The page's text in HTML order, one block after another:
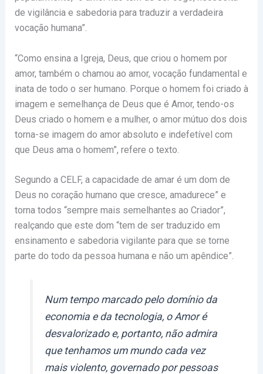
de vigilância e sabedoria para traduzir a verdadeira
vocação humana”.
“Como ensina a Igreja, Deus, que criou o homem por
amor, também o chamou ao amor, vocação fundamental e
inata de todo o ser humano. Porque o homem foi criado à
imagem e semelhança de Deus que é Amor, tendo-os
Deus criado o homem e a mulher, o amor mútuo dos dois
torna-se imagem do amor absoluto e indefetível com
que Deus ama o homem”, refere o texto.
Segundo a CELF, a capacidade de amar é um dom de
Deus no coração humano que cresce, amadurece” e
torna todos “sempre mais semelhantes ao Criador”,
realçando que este dom “tem de ser traduzido em
ensinamento e sabedoria vigilante para que se torne
parte do todo da pessoa humana e não um apêndice”.
Num tempo marcado pelo domínio da
economia e da tecnologia, o Amor é
desvalorizado e, portanto, não admira
que tenhamos um mundo cada vez
mais violento, governado por pessoas